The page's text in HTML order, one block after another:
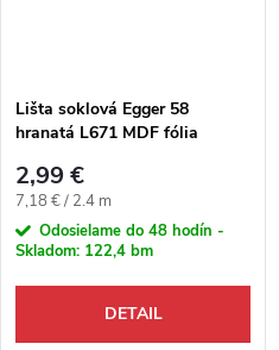
Lišta soklová Egger 58
hranatá L671 MDF fólia
2,99 €
Jednotková cena:
7,18 € / 2.4 m
Odosielame do 48 hodín -
Skladom: 122,4 bm
DETAIL